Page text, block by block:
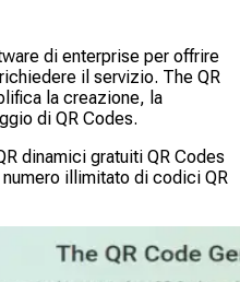
di enterprise per offrire
il servizio. The QR
la creazione, la
di QR Codes.
dinamici gratuiti QR Codes
illimitato di codici QR